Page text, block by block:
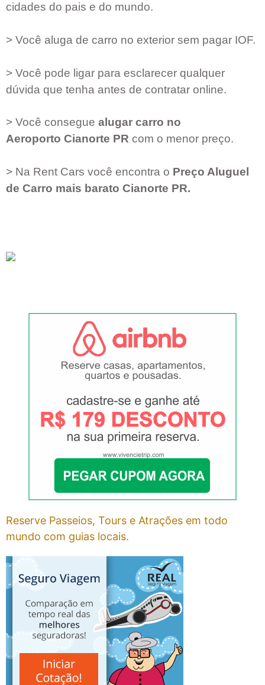
cidades do pais e do mundo.
> Você aluga de carro no exterior sem pagar IOF.
> Você pode ligar para esclarecer qualquer
dúvida que tenha antes de contratar online.
> Você consegue alugar carro no
Aeroporto Cianorte PR com o menor preço.
> Na Rent Cars você encontra o Preço Aluguel
de Carro mais barato Cianorte PR.
Reserve Passeios, Tours e Atrações em todo
mundo com guias locais.